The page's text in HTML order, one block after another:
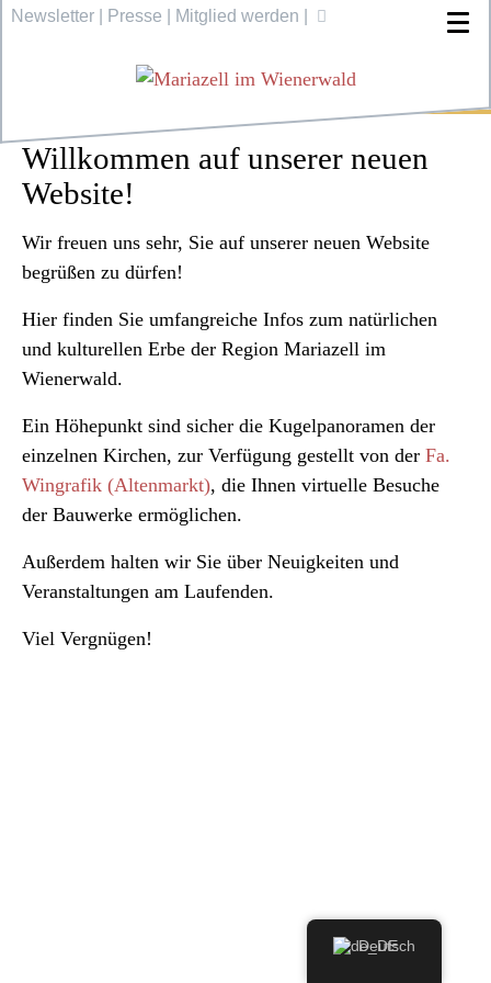
Newsletter Presse Mitglied werden
Willkommen auf unserer neuen
Website!
Wir freuen uns sehr, Sie auf unserer neuen Website
begrüßen zu dürfen!
Hier finden Sie umfangreiche Infos zum natürlichen
und kulturellen Erbe der Region Mariazell im
Wienerwald.
Ein Höhepunkt sind sicher die Kugelpanoramen der
einzelnen Kirchen, zur Verfügung gestellt von der Fa.
Wingrafik (Altenmarkt), die Ihnen virtuelle Besuche
der Bauwerke ermöglichen.
Außerdem halten wir Sie über Neuigkeiten und
Veranstaltungen am Laufenden.
Viel Vergnügen!
Deutsch